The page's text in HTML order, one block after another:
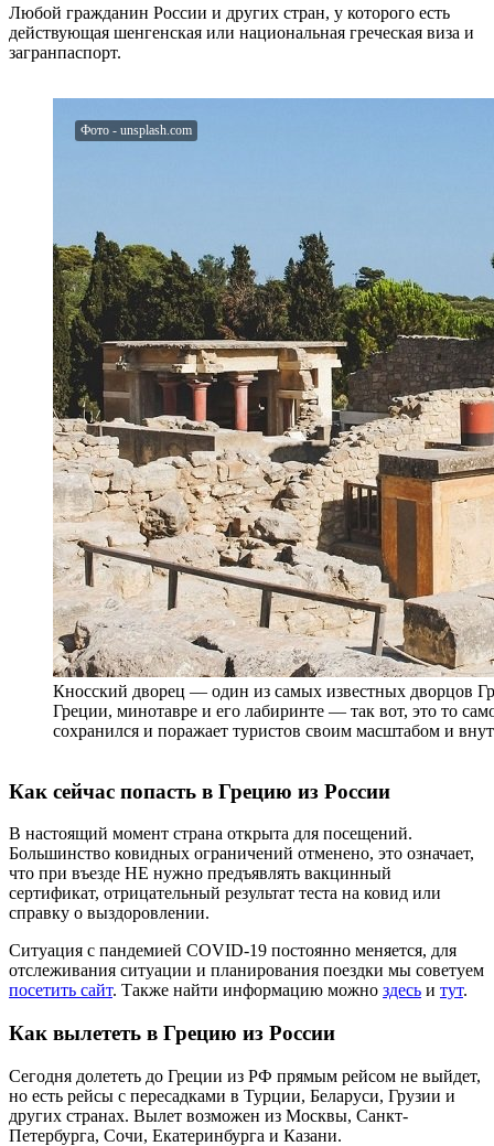
Любой гражданин России и других стран, у которого есть
действующая шенгенская или национальная греческая виза и
загранпаспорт.
Кносский дворец — один из самых известных дворцов
Греции, минотавре и его лабиринте — так вот, это то
сохранился и поражает туристов своим масштабом и
Как сейчас попасть в Грецию из России
В настоящий момент страна открыта для посещений.
Большинство ковидных ограничений отменено, это означает,
что при въезде НЕ нужно предъявлять вакцинный
сертификат, отрицательный результат теста на ковид или
справку о выздоровлении.
Ситуация с пандемией COVID-19 постоянно меняется, для
отслеживания ситуации и планирования поездки мы советуем
посетить сайт. Также найти информацию можно здесь и тут.
Как вылететь в Грецию из России
Сегодня долететь до Греции из РФ прямым рейсом не выйдет,
но есть рейсы с пересадками в Турции, Беларуси, Грузии и
других странах. Вылет возможен из Москвы, Санкт-
Петербурга, Сочи, Екатеринбурга и Казани.